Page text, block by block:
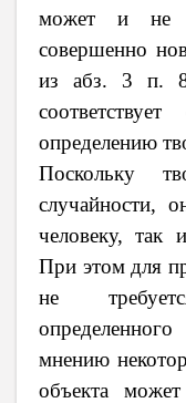
может и не
совершенно
из абз. 3 п.
определению
Поскольку
случайности,
человеку, так
При этом для
не
мнению
объекта